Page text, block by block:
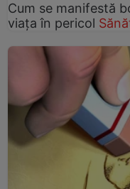
Cum se manifestă
viaţa în pericol